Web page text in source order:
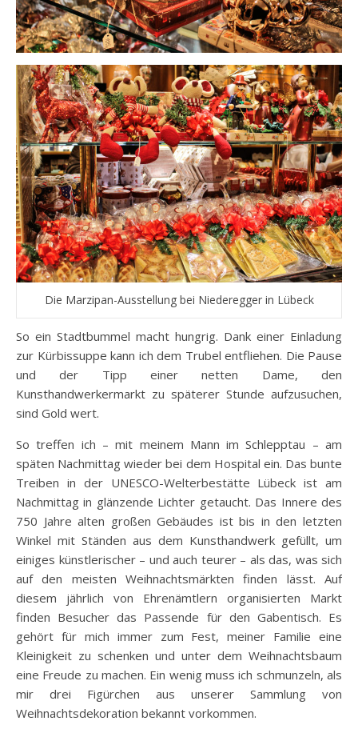
Die Marzipan-Ausstellung bei Niederegger in Lübeck
So ein Stadtbummel macht hungrig. Dank einer Einladung
zur Kürbissuppe kann ich dem Trubel entfliehen. Die Pause
und der Tipp einer netten Dame, den
Kunsthandwerkermarkt zu späterer Stunde aufzusuchen,
sind Gold wert.
So treffen ich – mit meinem Mann im Schlepptau – am
späten Nachmittag wieder bei dem Hospital ein. Das bunte
Treiben in der UNESCO-Welterbestätte Lübeck ist am
Nachmittag in glänzende Lichter getaucht. Das Innere des
750 Jahre alten großen Gebäudes ist bis in den letzten
Winkel mit Ständen aus dem Kunsthandwerk gefüllt, um
einiges künstlerischer – und auch teurer – als das, was sich
auf den meisten Weihnachtsmärkten finden lässt. Auf
diesem jährlich von Ehrenämtlern organisierten Markt
finden Besucher das Passende für den Gabentisch. Es
gehört für mich immer zum Fest, meiner Familie eine
Kleinigkeit zu schenken und unter dem Weihnachtsbaum
eine Freude zu machen. Ein wenig muss ich schmunzeln, als
mir drei Figürchen aus unserer Sammlung von
Weihnachtsdekoration bekannt vorkommen.